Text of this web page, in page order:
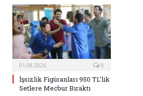
01.08.2026 0
İşsizlik Figüranları 950 TL’lik
Setlere Mecbur Bıraktı